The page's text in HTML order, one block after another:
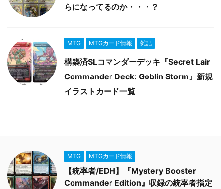
らになってるのか・・・？
MTG MTGカード情報 雑記
構築済SLコマンダーデッキ『Secret Lair
Commander Deck: Goblin Storm』新規
イラストカード一覧
MTG MTGカード情報
【統率者/EDH】『Mystery Booster
Commander Edition』収録の統率者指定